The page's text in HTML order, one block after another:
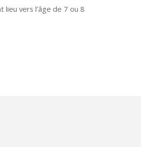
vers l’âge de 7 ou 8